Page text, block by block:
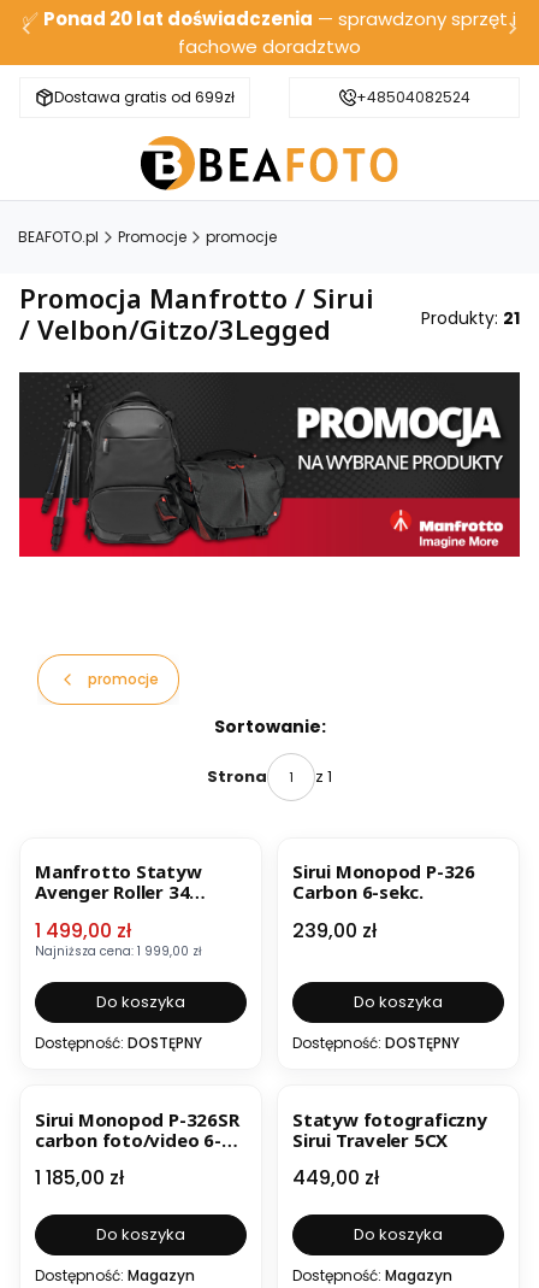
✅ Ponad 20 lat doświadczenia — sprawdzony sprzęt i
fachowe doradztwo
Dostawa gratis od 699zł Bezpieczna wysyłka
+48504082524
BEAFOTO.pl Promocje promocje
Promocja Manfrotto / Sirui
/ Velbon/Gitzo/3Legged
Produkty: 21
promocje
Sortowanie:
Strona z 1
Manfrotto Statyw
Avenger Roller 34
Cena promocyjna
1 499,00 zł
Najniższa cena: 1 999,00 zł
Do koszyka
Dostępność: DOSTĘPNY
Sirui Monopod P-326
Carbon 6-sekc.
Cena
239,00 zł
Do koszyka
Dostępność: DOSTĘPNY
Sirui Monopod P-326SR
carbon foto/video 6-
Cena
1 185,00 zł
Do koszyka
Dostępność: Magazyn
Statyw fotograficzny
Sirui Traveler 5CX
Cena
449,00 zł
Do koszyka
Dostępność: Magazyn